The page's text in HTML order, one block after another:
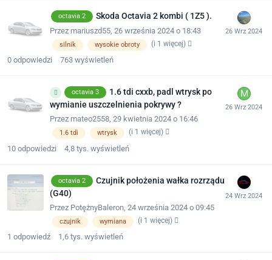
octavia 2 Skoda Octavia 2 kombi ( 1Z5 ).
Przez mariuszd55, 26 września 2024 o 18:43
silnik wysokie obroty (i 1 więcej)
0 odpowiedzi 763 wyświetleń
octavia 3
1.6 tdi cxxb, padl wtrysk po
wymianie uszczelnienia pokrywy ?
Przez mateo2558, 29 kwietnia 2024 o 16:46
1.6 tdi wtrysk (i 1 więcej)
10 odpowiedzi 4,8 tys. wyświetleń
octavia 2
Czujnik położenia wałka rozrządu
(G40)
Przez PotężnyBaleron, 24 września 2024 o 09:45
czujnik wymiana (i 1 więcej)
1 odpowiedź 1,6 tys. wyświetleń